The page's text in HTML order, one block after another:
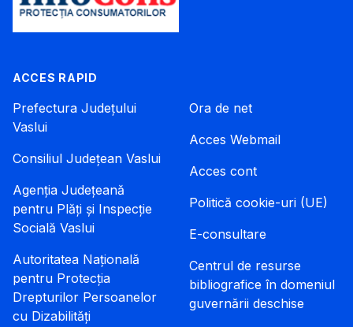
ACCES RAPID
Prefectura Județului
Vaslui
Consiliul Județean Vaslui
Agenția Județeană
pentru Plăți și Inspecție
Socială Vaslui
Autoritatea Națională
pentru Protecția
Drepturilor Persoanelor
cu Dizabilități
Ora de net
Acces Webmail
Acces cont
Politică cookie-uri (UE)
E-consultare
Centrul de resurse
bibliografice în domeniul
guvernării deschise